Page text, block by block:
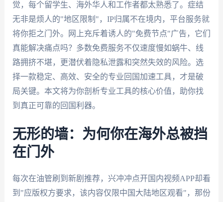
觉，每个留学生、海外华人和工作者都太熟悉了。症结
无非是烦人的"地区限制"，IP归属不在境内，平台服务就
将你拒之门外。网上充斥着诱人的"免费节点"广告，它们
真能解决痛点吗？多数免费服务不仅速度慢如蜗牛、线
路拥挤不堪，更潜伏着隐私泄露和突然失效的风险。选
择一款稳定、高效、安全的专业回国加速工具，才是破
局关键。本文将为你剖析专业工具的核心价值，助你找
到真正可靠的回国利器。
无形的墙：为何你在海外总被挡
在门外
每次在油管刷到新剧推荐，兴冲冲点开国内视频APP却看
到"应版权方要求，该内容仅限中国大陆地区观看"，那份